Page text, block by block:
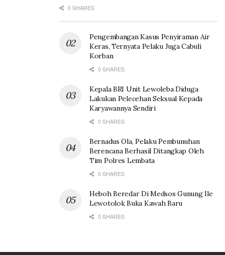
0 SHARES
Pengembangan Kasus Penyiraman Air
Keras, Ternyata Pelaku Juga Cabuli
Korban
0 SHARES
Kepala BRI Unit Lewoleba Diduga
Lakukan Pelecehan Seksual Kepada
Karyawannya Sendiri
0 SHARES
Bernadus Ola, Pelaku Pembunuhan
Berencana Berhasil Ditangkap Oleh
Tim Polres Lembata
0 SHARES
Heboh Beredar Di Medsos Gunung Ile
Lewotolok Buka Kawah Baru
0 SHARES